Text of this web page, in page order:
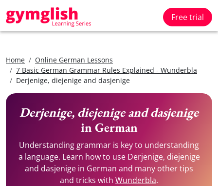
Free trial
Home
Online German Lessons
7 Basic German Grammar Rules Explained - Wunderbla
Derjenige, diejenige and dasjenige
Derjenige, diejenige and dasjenige
in German
Understanding grammar is key to understanding
a language. Learn how to use Derjenige, diejenige
and dasjenige in German and many other tips
and tricks with Wunderbla.